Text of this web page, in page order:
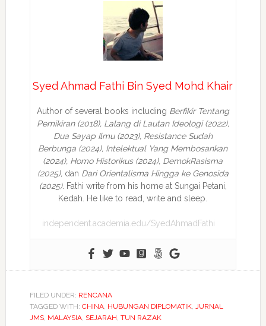
Syed Ahmad Fathi Bin Syed Mohd Khair
Author of several books including Berfikir Tentang
Pemikiran (2018), Lalang di Lautan Ideologi (2022),
Dua Sayap Ilmu (2023), Resistance Sudah
Berbunga (2024), Intelektual Yang Membosankan
(2024), Homo Historikus (2024), DemokRasisma
(2025), dan Dari Orientalisma Hingga ke Genosida
(2025). Fathi write from his home at Sungai Petani,
Kedah. He like to read, write and sleep.
independent.academia.edu/SyedAhmadFathi
FILED UNDER: RENCANA
TAGGED WITH: CHINA, HUBUNGAN DIPLOMATIK, JURNAL
JMS, MALAYSIA, SEJARAH, TUN RAZAK